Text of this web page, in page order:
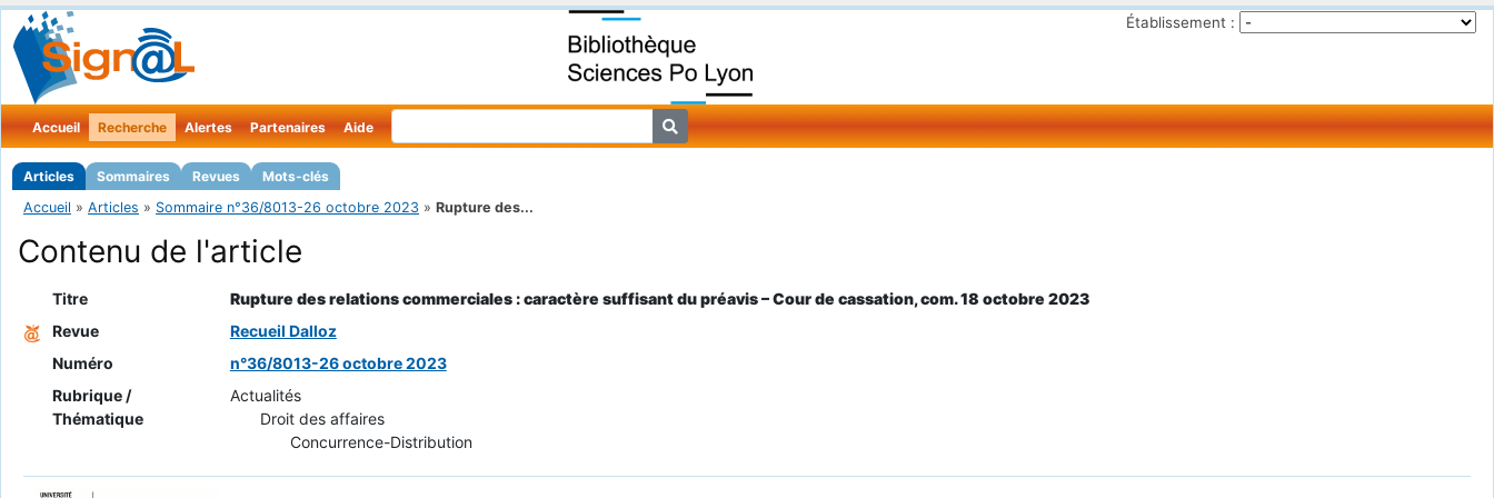
Établissement :
Accueil Recherche
Articles Sommaires Revues Mots-clés
Alertes Partenaires Aide
Accueil » Articles » Sommaire n°36/8013-26 octobre 2023 » Rupture des...
Contenu de l'article
Titre
Rupture des relations commerciales : caractère suffisant du préavis – Cour de cassation, com. 18 octobre 2023
Revue
Recueil Dalloz
Numéro
n°36/8013-26 octobre 2023
Rubrique /
Thématique
Actualités
Droit des affaires
Concurrence-Distribution